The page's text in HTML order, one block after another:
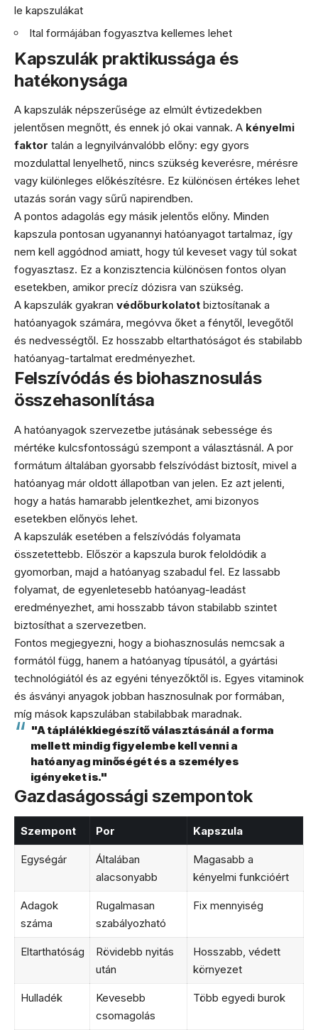
le kapszulákat
Ital formájában fogyasztva kellemes lehet
Kapszulák praktikussága és
hatékonysága
A kapszulák népszerűsége az elmúlt évtizedekben
jelentősen megnőtt, és ennek jó okai vannak. A kényelmi
faktor talán a legnyilvánvalóbb előny: egy gyors
mozdulattal lenyelhető, nincs szükség keverésre, mérésre
vagy különleges előkészítésre. Ez különösen értékes lehet
utazás során vagy sűrű napirendben.
A pontos adagolás egy másik jelentős előny. Minden
kapszula pontosan ugyanannyi hatóanyagot tartalmaz, így
nem kell aggódnod amiatt, hogy túl keveset vagy túl sokat
fogyasztasz. Ez a konzisztencia különösen fontos olyan
esetekben, amikor precíz dózisra van szükség.
A kapszulák gyakran védőburkolatot biztosítanak a
hatóanyagok számára, megóvva őket a fénytől, levegőtől
és nedvességtől. Ez hosszabb eltarthatóságot és stabilabb
hatóanyag-tartalmat eredményezhet.
Felszívódás és biohasznosulás
összehasonlítása
A hatóanyagok szervezetbe jutásának sebessége és
mértéke kulcsfontosságú szempont a választásnál. A por
formátum általában gyorsabb felszívódást biztosít, mivel a
hatóanyag már oldott állapotban van jelen. Ez azt jelenti,
hogy a hatás hamarabb jelentkezhet, ami bizonyos
esetekben előnyös lehet.
A kapszulák esetében a felszívódás folyamata
összetettebb. Először a kapszula burok feloldódik a
gyomorban, majd a hatóanyag szabadul fel. Ez lassabb
folyamat, de egyenletesebb hatóanyag-leadást
eredményezhet, ami hosszabb távon stabilabb szintet
biztosíthat a szervezetben.
Fontos megjegyezni, hogy a biohasznosulás nemcsak a
formától függ, hanem a hatóanyag típusától, a gyártási
technológiától és az egyéni tényezőktől is. Egyes vitaminok
és ásványi anyagok jobban hasznosulnak por formában,
míg mások kapszulában stabilabbak maradnak.
"A táplálékkiegészítő választásánál a forma
mellett mindig figyelembe kell venni a
hatóanyag minőségét és a személyes
igényeket is."
Gazdaságossági szempontok
Szempont Por Kapszula
Egységár
Általában
alacsonyabb
Magasabb a
kényelmi funkcióért
Adagok
száma
Rugalmasan
szabályozható
Fix mennyiség
Eltarthatóság
Rövidebb nyitás
után
Hosszabb, védett
környezet
Hulladék
Kevesebb
csomagolás
Több egyedi burok